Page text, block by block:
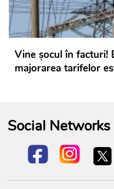
Vine șocul în facturi!
majorarea tarifelor
Social Networks